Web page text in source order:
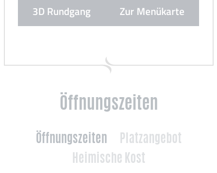
3D Rundgang Zur Menükarte
Öffnungszeiten
Öffnungszeiten
Platzangebot
Heimische Kost